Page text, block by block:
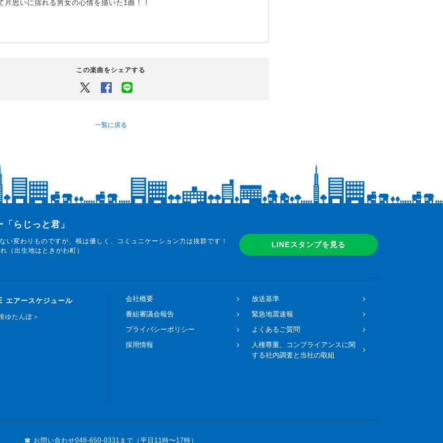
片思いに揺れる男女の心情を描いた1曲！！
この楽曲をシェアする
Twitter Facebook
一覧に戻る
らじっと君」
い変わりものですが、根は優しく、コミュニケーション力は抜群です！
（出生地はときがわ町）
LINEスタンプを見る
エアースケジュール
ゆたんぽ＞
会社概要
放送基準
番組審議会報告
緊急地震速報
プライバシーポリシー
よくあるご質問
採用情報
人権尊重、コンプライアンスに関
する社内調査と当社の取組
☎ お問い合わせ048-650-0331まで（平日11時〜17時）